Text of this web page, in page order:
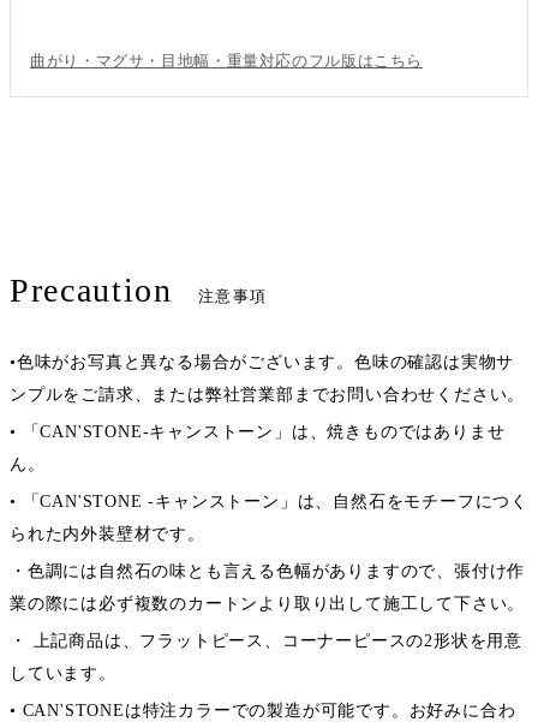
曲がり・マグサ・目地幅・重量対応のフル版はこちら
Precaution 注意事項
•色味がお写真と異なる場合がございます。色味の確認は実物サ
ンプルをご請求、または弊社営業部までお問い合わせください。
• 「CAN'STONE-キャンストーン」は、焼きものではありませ
ん。
• 「CAN'STONE -キャンストーン」は、自然石をモチーフにつく
られた内外装壁材です。
・色調には自然石の味とも言える色幅がありますので、張付け作
業の際には必ず複数のカートンより取り出して施工して下さい。
・ 上記商品は、フラットピース、コーナーピースの2形状を用意
しています。
• CAN'STONEは特注カラーでの製造が可能です。お好みに合わ